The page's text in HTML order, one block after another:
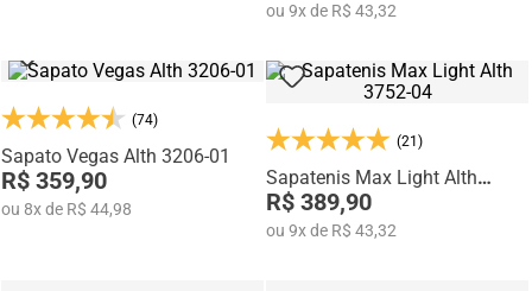
ou 9xde R$ 43,32
(74)
Sapato Vegas Alth 3206-01
R$ 359,90
ou 8xde R$ 44,98
(21)
Sapatenis Max Light Alth
3752-04
R$ 389,90
ou 9xde R$ 43,32